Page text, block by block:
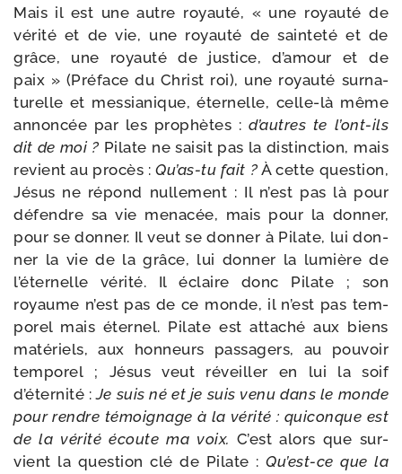
Mais il est une autre royau­té, « une royau­té de
véri­té et de vie, une royau­té de sain­te­té et de
grâce, une royau­té de jus­tice, d’amour et de
paix » (Préface du Christ roi), une royau­té sur­na­
tu­relle et mes­sia­nique, éter­nelle, celle-​là même
annon­cée par les pro­phètes :d’autres te l’ont-ils
dit de moi ? Pilate ne sai­sit pas la dis­tinc­tion, mais
revient au pro­cès :Qu’as-tu fait ? À cette ques­tion,
Jésus ne répond nul­le­ment : Il n’est pas là pour
défendre sa vie mena­cée, mais pour la don­ner,
pour se don­ner. Il veut se don­ner à Pilate, lui don­
ner la vie de la grâce, lui don­ner la lumière de
l’éternelle véri­té. Il éclaire donc Pilate ; son
royaume n’est pas de ce monde, il n’est pas tem­
po­rel mais éter­nel. Pilate est atta­ché aux biens
maté­riels, aux hon­neurs pas­sa­gers, au pou­voir
tem­po­rel ; Jésus veut réveiller en lui la soif
d’éternité :Je suis né et je suis venu dans le monde
pour rendre témoi­gnage à la véri­té : qui­conque est
de la véri­té écoute ma voix. C’est alors que sur­
vient la ques­tion clé de Pilate : Qu’est-​ce que la